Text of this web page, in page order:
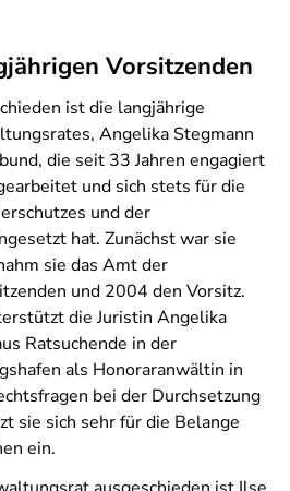
Vorsitzenden
ist die langjährige
Angelika Stegmann
die seit 33 Jahren engagiert
und sich stets für die
und der
hat. Zunächst war sie
sie das Amt der
und 2004 den Vorsitz.
die Juristin Angelika
Ratsuchende in der
als Honoraranwältin in
bei der Durchsetzung
sie sich sehr für die Belange
ein.